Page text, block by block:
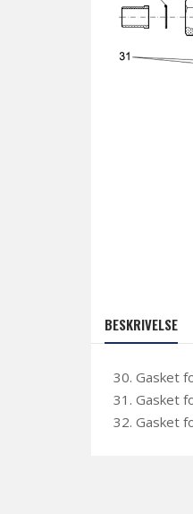
BESKRIVELSE
30. Gasket
31. Gasket
32. Gasket